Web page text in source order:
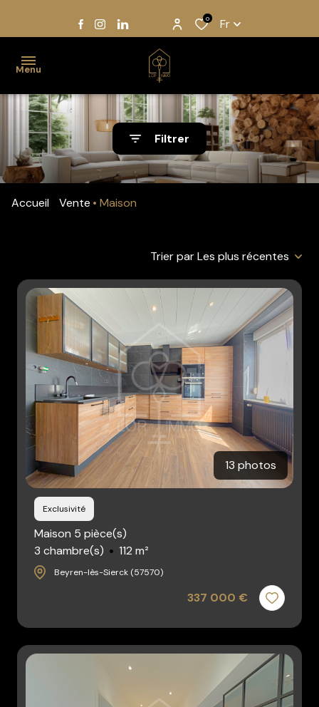
0 Fr
Menu
Accueil
Acheter
Louer
Estimation
Contact
Filtrer
Accueil Vente Maison
Trier par Les plus récentes
13 photos
Exclusivité
Maison 5 pièce(s)
3 chambre(s)
112 m²
Beyren-lès-Sierck (57570)
337 000 €